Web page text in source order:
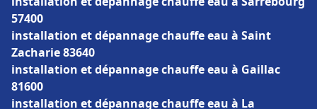
57400
installation et dépannage chauffe eau à Saint
Zacharie 83640
installation et dépannage chauffe eau à Gaillac
81600
installation et dépannage chauffe eau à La